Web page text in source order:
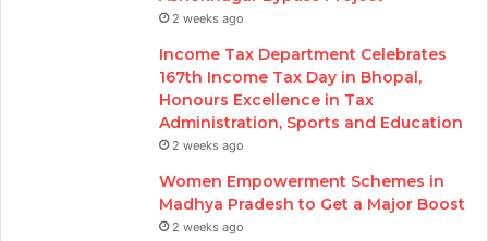
2 weeks ago
Income Tax Department Celebrates
167th Income Tax Day in Bhopal,
Honours Excellence in Tax
Administration, Sports and Education
2 weeks ago
Women Empowerment Schemes in
Madhya Pradesh to Get a Major Boost
2 weeks ago